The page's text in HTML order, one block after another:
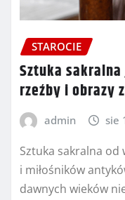
STAROCIE
Sztuka
rzeźby i obrazy
admin sie
Sztuka sakralna
i miłośników
dawnych wieków